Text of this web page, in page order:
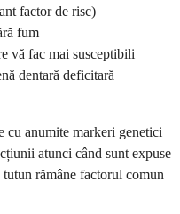
factor de risc)
fum
vă fac mai susceptibili
dentară deficitară
cu anumite markeri genetici
atunci când sunt expuse
rămâne factorul comun